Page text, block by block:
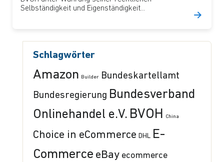
Selbständigkeit und Eigenständigkeit...
Schlagwörter
Amazon Builder
Bundeskartellamt
Bundesregierung Bundesverband
Onlinehandel e.V. BVOH China
Choice in eCommerce DHL E-
Commerce eBay ecommerce